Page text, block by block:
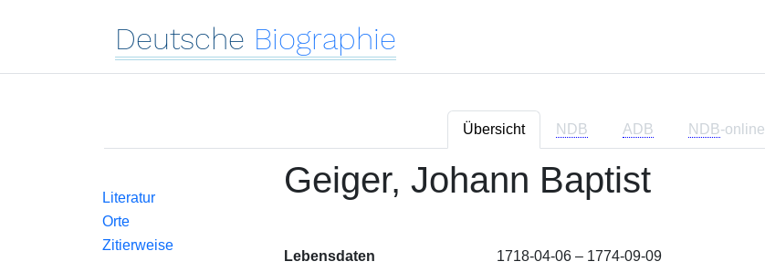
Deutsche Biographie
Übersicht NDB ADB NDB-online
Literatur
Orte
Zitierweise
Geiger, Johann Baptist
Lebensdaten
1718-04-06 – 1774-09-09